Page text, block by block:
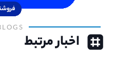
اخبار مرتبط